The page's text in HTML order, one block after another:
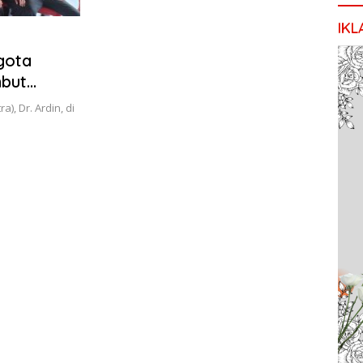
Dr. Ardin, di